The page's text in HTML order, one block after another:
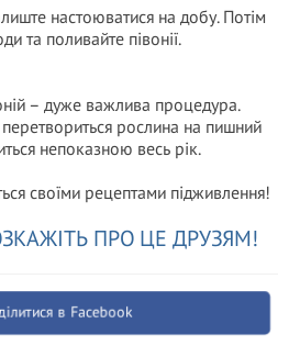
настоюватися на добу. Потім
та поливайте півонії.
– дуже важлива процедура.
рослина на пишний
непоказною весь рік.
своїми рецептами підживлення!
ПРО ЦЕ ДРУЗЯМ!
в Facebook